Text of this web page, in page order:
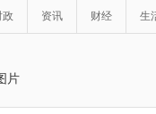
政 资讯 财经 生
片